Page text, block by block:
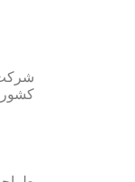
کشور